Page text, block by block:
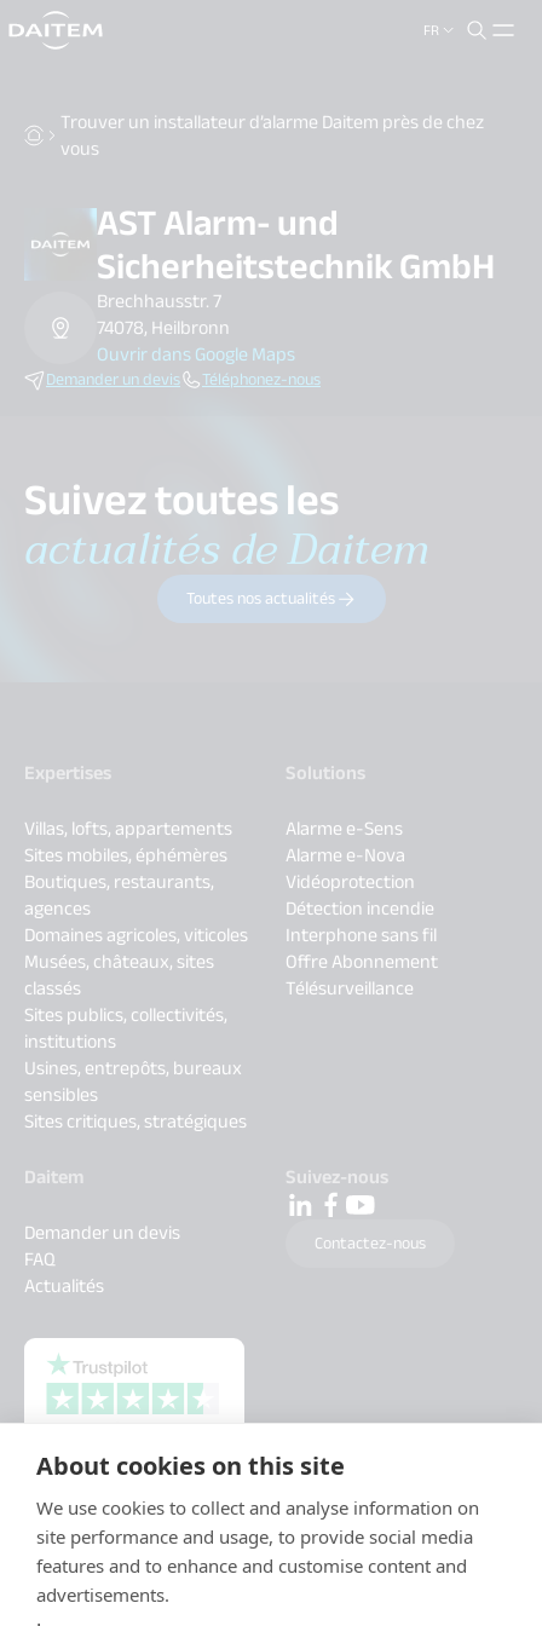
About cookies on this site
We use cookies to collect and analyse information on
site performance and usage, to provide social media
features and to enhance and customise content and
advertisements.
FR
search.label
Trouver un installateur d’alarme Daitem près de chez
vous
AST Alarm- und
Sicherheitstechnik GmbH
Brechhausstr. 7
74078, Heilbronn
Ouvrir dans Google Maps
Demander un devis Téléphonez-nous
Suivez toutes les
actualités de Daitem
Toutes nos actualités
Expertises
Villas, lofts, appartements
Sites mobiles, éphémères
Boutiques, restaurants,
agences
Domaines agricoles, viticoles
Musées, châteaux, sites
classés
Sites publics, collectivités,
institutions
Usines, entrepôts, bureaux
sensibles
Sites critiques, stratégiques
Solutions
Alarme e-Sens
Alarme e-Nova
Vidéoprotection
Détection incendie
Interphone sans fil
Offre Abonnement
Télésurveillance
Daitem
Demander un devis
FAQ
Actualités
Suivez-nous
Contactez-nous